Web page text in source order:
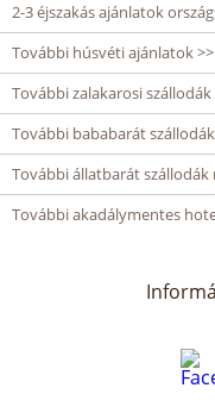
2-3 éjszakás ajánlatok
További húsvéti ajánlatok >>
További zalakarosi szállodák
További bababarát
További állatbarát szállodák
További akadálymentes